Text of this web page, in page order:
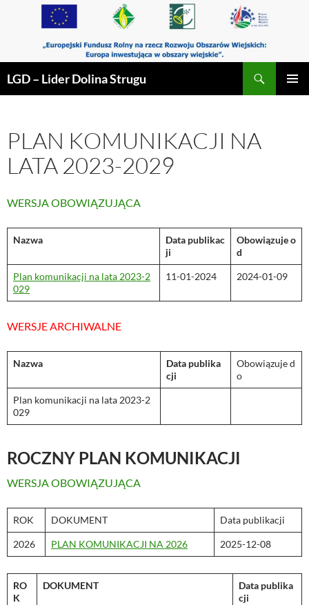
LGD – Lider Dolina Strugu
PLAN KOMUNIKACJI NA
LATA 2023-2029
WERSJA OBOWIĄZUJĄCA
Nazwa
Data publikac
ji
Obowiązuje o
d
Plan komunikacji na lata 2023-2
029
11-01-2024 2024-01-09
WERSJE ARCHIWALNE
Nazwa
Data publika
cji
Obowiązuje d
o
Plan komunikacji na lata 2023-2
029
ROCZNY PLAN KOMUNIKACJI
WERSJA OBOWIĄZUJĄCA
ROK DOKUMENT Data publikacji
2026 PLAN KOMUNIKACJI NA 2026 2025-12-08
RO
K
DOKUMENT
Data publika
cji